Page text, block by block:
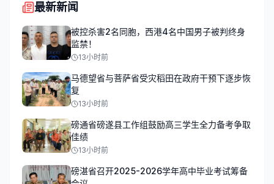
最新新闻
被控杀害2名同胞，西港4名中国男子被判终身
监禁！
13小时前
马德望省与菩萨省受灾稻田在政府干预下逐步恢
复
13小时前
磅通省磅遂县工作组鼓励高三学生全力备考争取
佳绩
13小时前
磅湛省召开2025-2026学年高中毕业考试筹备